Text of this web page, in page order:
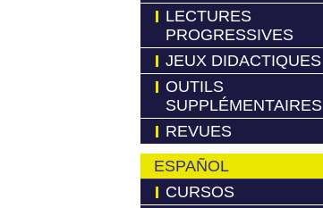
LECTURES
PROGRESSIVES
JEUX DIDACTIQUES
OUTILS
SUPPLÉMENTAIRES
REVUES
ESPAÑOL
CURSOS